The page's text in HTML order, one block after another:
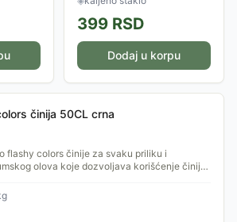
399 RSD
Dodaj u korpu
činija 50CL crna
flashy colors činije za svaku priliku i
olova koje dozvoljava korišćenje činija